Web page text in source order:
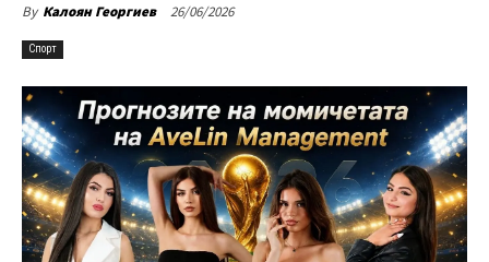
By Калоян Георгиев 26/06/2026
Спорт